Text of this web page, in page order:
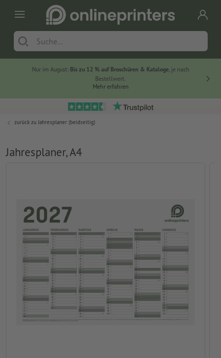
Nur im August: Bis zu 12 % auf Broschüren & Kataloge, je nach
Bestellwert.
Mehr erfahren
zurück zu Jahresplaner (beidseitig)
Jahresplaner, A4